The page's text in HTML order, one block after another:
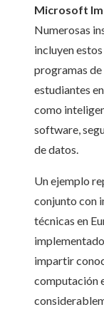
Microsoft
Numerosas
incluyen
programas
estudiantes
como
software,
de datos.
Un ejemplo
conjunto con
técnicas en
implementado
impartir
computación